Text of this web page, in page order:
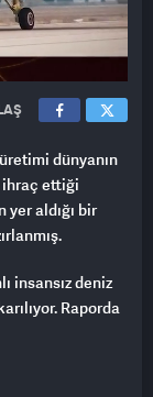
dünyanın
ettiği
aldığı bir
insansız deniz
Raporda